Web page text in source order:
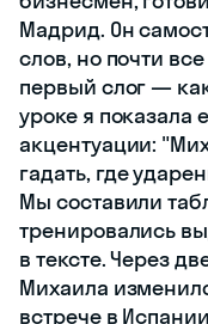
Мадрид. Он
слов, но почти
первый слог —
уроке я показала
акцентуации:
гадать, где
Мы составили
тренировались
в тексте. Через
Михаила
встрече в